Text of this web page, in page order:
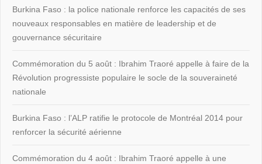
Burkina Faso : la police nationale renforce les capacités de ses
nouveaux responsables en matière de leadership et de
gouvernance sécuritaire
Commémoration du 5 août : Ibrahim Traoré appelle à faire de la
Révolution progressiste populaire le socle de la souveraineté
nationale
Burkina Faso : l’ALP ratifie le protocole de Montréal 2014 pour
renforcer la sécurité aérienne
Commémoration du 4 août : Ibrahim Traoré appelle à une